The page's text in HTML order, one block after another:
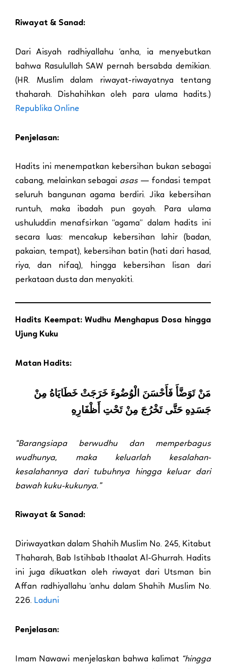
Riwayat & Sanad:
Dari Aisyah radhiyallahu ‘anha, ia menyebutkan
bahwa Rasulullah SAW pernah bersabda demikian.
(HR. Muslim dalam riwayat-riwayatnya tentang
thaharah. Dishahihkan oleh para ulama hadits.)
Republika Online
Penjelasan:
Hadits ini menempatkan kebersihan bukan sebagai
cabang, melainkan sebagai asas— fondasi tempat
seluruh bangunan agama berdiri. Jika kebersihan
runtuh, maka ibadah pun goyah. Para ulama
ushuluddin menafsirkan “agama” dalam hadits ini
secara luas: mencakup kebersihan lahir (badan,
pakaian, tempat), kebersihan batin (hati dari hasad,
riya, dan nifaq), hingga kebersihan lisan dari
perkataan dusta dan menyakiti.
Hadits Keempat: Wudhu Menghapus Dosa hingga
Ujung Kuku
Matan Hadits:
مَنْ تَوَضَّأَ فَأَحْسَنَ الْوُضُوءَ خَرَجَتْ خَطَايَاهُ مِنْ
جَسَدِهِ حَتَّى تَخْرُجَ مِنْ تَحْتِ أَظْفَارِهِ
“Barangsiapa berwudhu dan memperbagus
wudhunya, maka keluarlah kesalahan-
kesalahannya dari tubuhnya hingga keluar dari
bawah kuku-kukunya.”
Riwayat & Sanad:
Diriwayatkan dalam Shahih Muslim No. 245, Kitabut
Thaharah, Bab Istihbab Ithaalat Al-Ghurrah. Hadits
ini juga dikuatkan oleh riwayat dari Utsman bin
Affan radhiyallahu ‘anhu dalam Shahih Muslim No.
226. Laduni
Penjelasan:
Imam Nawawi menjelaskan bahwa kalimat “hingga